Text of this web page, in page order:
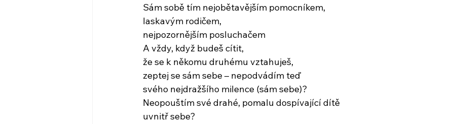
Sám sobě tím nejobětavějším pomocníkem,
laskavým rodičem,
nejpozornějším posluchačem
A vždy, když budeš cítit,
že se k někomu druhému vztahuješ,
zeptej se sám sebe – nepodvádím teď
svého nejdražšího milence (sám sebe)?
Neopouštím své drahé, pomalu dospívající dítě
uvnitř sebe?